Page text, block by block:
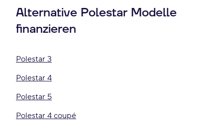
Alternative Polestar Modelle
finanzieren
Polestar 3
Polestar 4
Polestar 5
Polestar 4 coupé